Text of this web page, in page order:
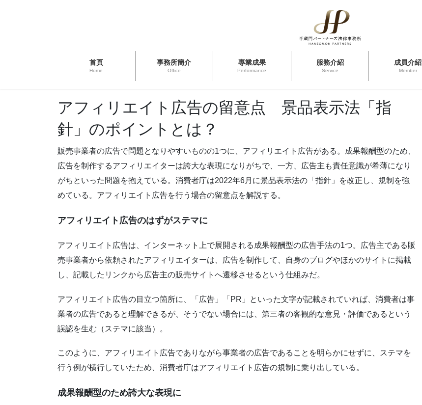
首頁
Home
事務所簡介
Office
專業成果
Performance
服務介紹
Service
成員介紹
Member
アフィリエイト広告の留意点 景品表示法「指
針」のポイントとは？
販売事業者の広告で問題となりやすいものの1つに、アフィリエイト広告がある。成果報酬型のため、
広告を制作するアフィリエイターは誇大な表現になりがちで、一方、広告主も責任意識が希薄になり
がちといった問題を抱えている。消費者庁は2022年6月に景品表示法の「指針」を改正し、規制を強
めている。アフィリエイト広告を行う場合の留意点を解説する。
アフィリエイト広告のはずがステマに
アフィリエイト広告は、インターネット上で展開される成果報酬型の広告手法の1つ。広告主である販
売事業者から依頼されたアフィリエイターは、広告を制作して、自身のブログやほかのサイトに掲載
し、記載したリンクから広告主の販売サイトへ遷移させるという仕組みだ。
アフィリエイト広告の目立つ箇所に、「広告」「PR」といった文字が記載されていれば、消費者は事
業者の広告であると理解できるが、そうでない場合には、第三者の客観的な意見・評価であるという
誤認を生む（ステマに該当）。
このように、アフィリエイト広告でありながら事業者の広告であることを明らかにせずに、ステマを
行う例が横行していたため、消費者庁はアフィリエイト広告の規制に乗り出している。
成果報酬型のため誇大な表現に